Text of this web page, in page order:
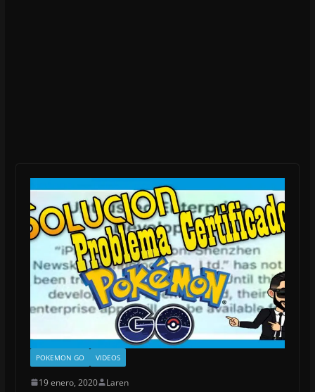
POKEMON GO VIDEOS
19 enero, 2020 Laren